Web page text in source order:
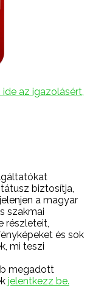
az igazolásért,
biztosítja,
a magyar
szakmai
részleteit,
és sok
mi teszi
megadott
jelentkezz be.